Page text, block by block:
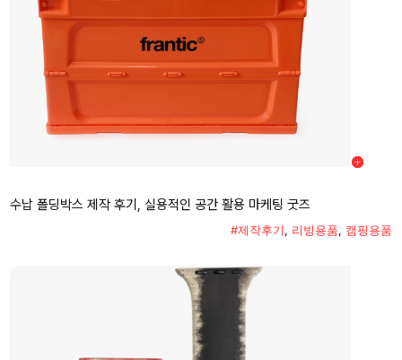
수납 폴딩박스 제작 후기, 실용적인 공간 활용 마케팅 굿즈
#제작후기, 리빙용품, 캠핑용품